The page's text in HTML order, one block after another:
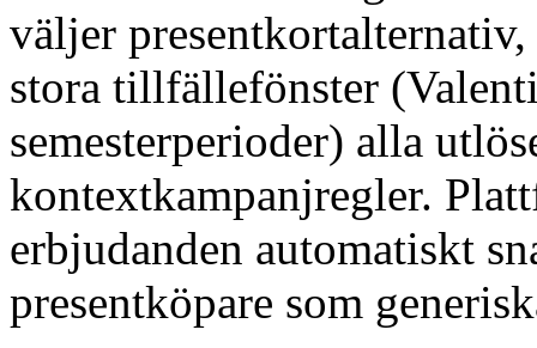
väljer
stora tillfällefönster
semesterperioder) alla
kontextkampanjregler.
erbjudanden automatiskt
presentköpare som